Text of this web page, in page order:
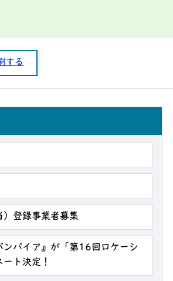
する
）登録事業者募集
ンパイア』が「第16回ロケーシ
ト決定！